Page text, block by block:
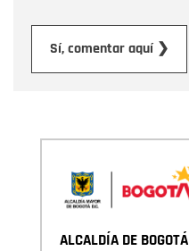
Sí, comentar aquí ❯
ALCALDÍA DE BOGOTÁ